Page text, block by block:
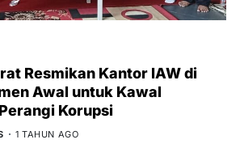
Resmikan Kantor IAW di
Awal untuk Kawal
Korupsi
1 TAHUN AGO